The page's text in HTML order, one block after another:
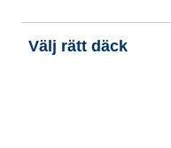
Välj rätt däck